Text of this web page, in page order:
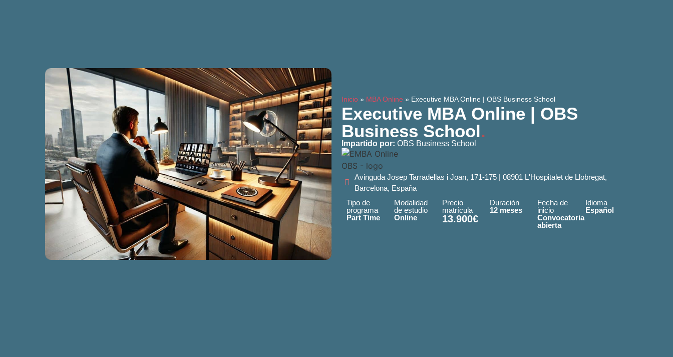
Inicio » MBA Online » Executive MBA Online | OBS Business School
Executive MBA Online | OBS
Business School.
Impartido por: OBS Business School
Avinguda Josep Tarradellas i Joan, 171-175 | 08901 L'Hospitalet de Llobregat,
Barcelona, España
Tipo de
programa
Part Time
Modalidad
de estudio
Online
Precio
matrícula
13.900€
Duración
12 meses
Fecha de
inicio
Convocatoria
abierta
Idioma
Español